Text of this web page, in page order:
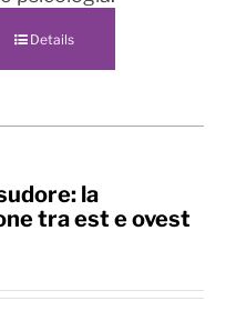
Details
la
tra est e ovest